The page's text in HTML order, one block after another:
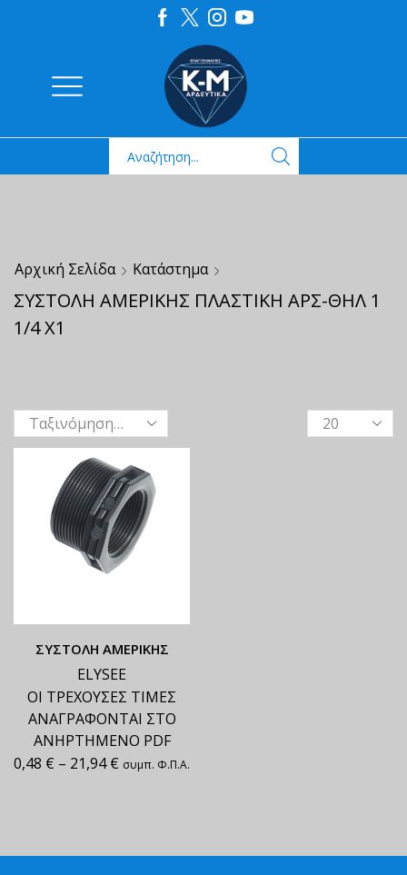
Αρχική Σελίδα Κατάστημα
ΣΥΣΤΟΛΗ ΑΜΕΡΙΚΗΣ ΠΛΑΣΤΙΚΗ ΑΡΣ-ΘΗΛ 1
1/4 Χ1
ΣΥΣΤΟΛΗ ΑΜΕΡΙΚΗΣ
ELYSEE
ΟΙ ΤΡΕΧΟΥΣΕΣ ΤΙΜΕΣ
ΑΝΑΓΡΑΦΟΝΤΑΙ ΣΤΟ
ΑΝΗΡΤΗΜΕΝΟ PDF
0,48 € – 21,94€ συμπ. Φ.Π.Α.